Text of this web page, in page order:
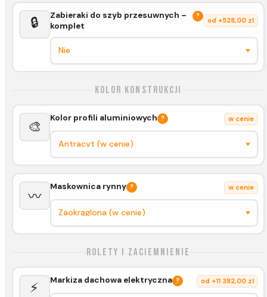
🔒
Zabieraki do szyb przesuwnych –
komplet
?
od +528,00 zl
Kolor konstrukcji
🎨
Kolor profili aluminiowych ? w cenie
〰️
Maskownica rynny ? w cenie
Rolety i zaciemnienie
⚡ Markiza dachowa elektryczna ? od +11 382,00 zl